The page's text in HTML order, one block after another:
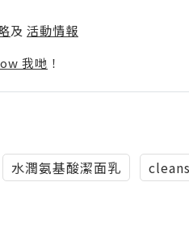
及 活動情報
我哋 ！
水潤氨基酸潔面乳